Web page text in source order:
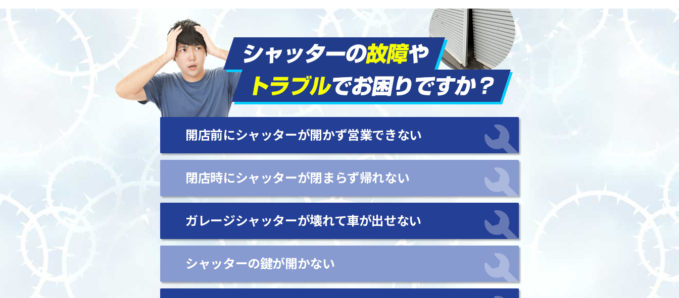
開店前にシャッターが開かず営業できない
閉店時にシャッターが閉まらず帰れない
ガレージシャッターが壊れて車が出せない
シャッターの鍵が開かない